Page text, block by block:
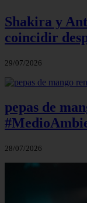
Shakira y
coincidir
29/07/2026
pepas de
28/07/2026